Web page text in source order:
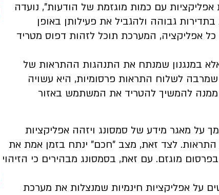
עם כמות מוגזמת של הודעות", נועדה
גבוהה ולהגביל את פעילותן באופן
אפליקציה, המערכת תוכל לזהות דפוס מטריד
במנגנון שמנתח את התנהגות ההתראות של
לשלוח התראות פרסומיות, היא עשויה
ממנה להמשיך להטריד את המשתמש באזור
יסתמך על מאגר מידע של סמסונג ויזהה אפליקציות
לצד זאת, מצב "חכם" ינתח בזמן אמת את
מוגזם. עם זאת, בסמסונג מבהירים כי הזיהוי
על אפליקציות חינמיות שמנצלות את מערכת